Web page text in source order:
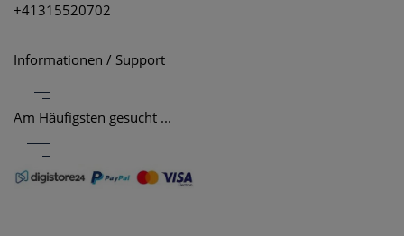
+41315520702
Informationen / Support
Am Häufigsten gesucht ...